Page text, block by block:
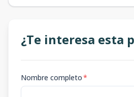
¿Te interesa esta
Nombre completo*